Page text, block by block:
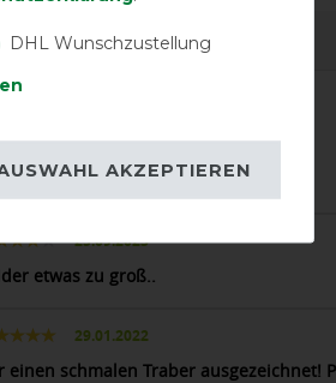
REVIEWS
06.05.2024
perfekt
25.09.2023
etwas zu groß..
29.01.2022
einen schmalen Traber ausgezeichnet!
DHL Wunschzustellung
AKZEPTIEREN